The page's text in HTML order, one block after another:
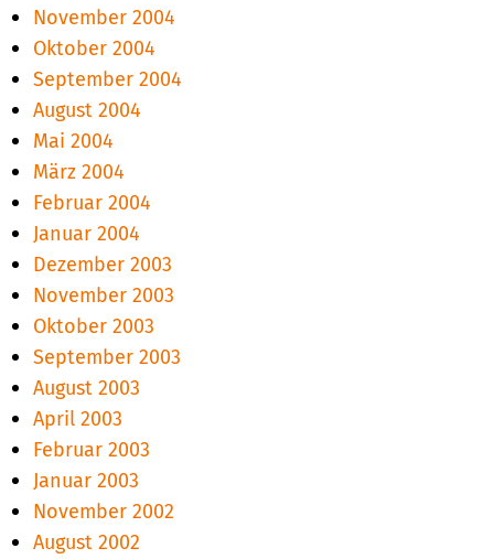
November 2004
Oktober 2004
September 2004
August 2004
Mai 2004
März 2004
Februar 2004
Januar 2004
Dezember 2003
November 2003
Oktober 2003
September 2003
August 2003
April 2003
Februar 2003
Januar 2003
November 2002
August 2002